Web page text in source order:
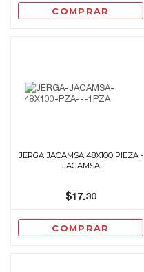
COMPRAR
JERGA JACAMSA 48X100 PIEZA -
JACAMSA
$17.30
COMPRAR